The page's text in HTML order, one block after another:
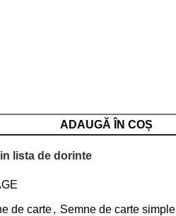
ADAUGĂ ÎN COȘ
lista de dorinte
de carte, Semne de carte simple